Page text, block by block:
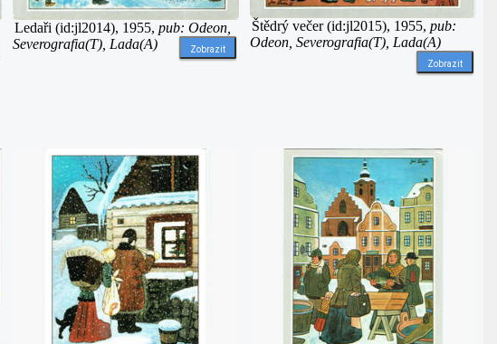
Ledaři (id:jl2014), 1955, pub: Odeon,
Severografia(T), Lada(A)
Zobrazit
Štědrý večer (id:jl2015), 1955, pub:
Odeon, Severografia(T), Lada(A)
Zobrazit